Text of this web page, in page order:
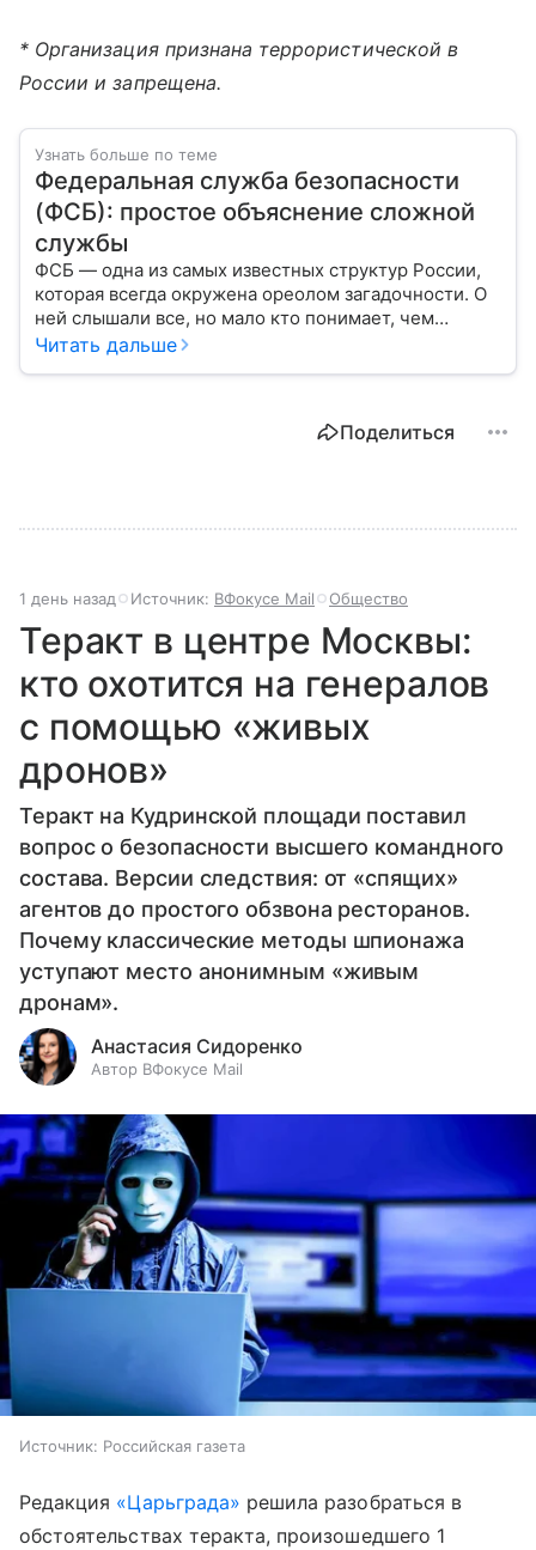
* Организация признана террористической в
России и запрещена.
Узнать больше по теме
Федеральная служба безопасности
(ФСБ): простое объяснение сложной
службы
ФСБ — одна из самых известных структур России,
которая всегда окружена ореолом загадочности. О
ней слышали все, но мало кто понимает, чем
именно занимается Федеральная служба
Читать дальше
Поделиться
1 день назад Источник: ВФокусе Mail Общество
Теракт в центре Москвы:
кто охотится на генералов
с помощью «живых
дронов»
Теракт на Кудринской площади поставил
вопрос о безопасности высшего командного
состава. Версии следствия: от «спящих»
агентов до простого обзвона ресторанов.
Почему классические методы шпионажа
уступают место анонимным «живым
дронам».
Анастасия Сидоренко
Автор ВФокусе Mail
Источник: Российская газета
Редакция «Царьграда» решила разобраться в
обстоятельствах теракта, произошедшего 1